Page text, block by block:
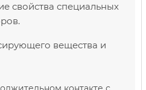
свойства специальных
вещества и